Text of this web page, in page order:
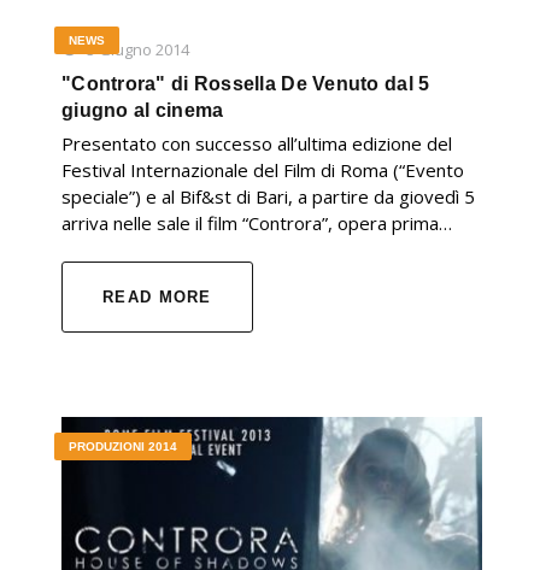
3 Giugno 2014
NEWS
"Controra" di Rossella De Venuto dal 5
giugno al cinema
Presentato con successo all’ultima edizione del
Festival Internazionale del Film di Roma (“Evento
speciale”) e al Bif&st di Bari, a partire da giovedì 5
arriva nelle sale il film “Controra”, opera prima…
READ MORE
PRODUZIONI 2014